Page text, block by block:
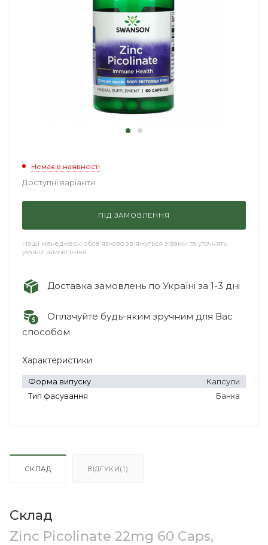
Немає в наявності
Доступні варіанти
ПІД ЗАМОВЛЕННЯ
Наші менеджери обов'язково зв'яжуться з вами та уточнять
умови замовлення
Доставка замовлень по Україні за 1-3 дні
Оплачуйте будь-яким зручним для Вас
способом
Характеристики
Форма випуску
Капсули
Тип фасування
Банка
СКЛАД ВІДГУКИ(1)
Склад
Zinc Picolinate 22mg 60 Caps,